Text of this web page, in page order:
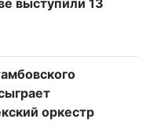
оркестр